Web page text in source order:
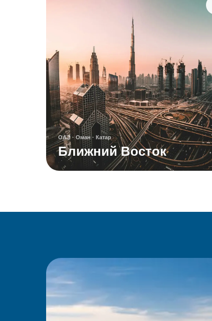
ОАЭ · Оман · Катар
Ближний Восток